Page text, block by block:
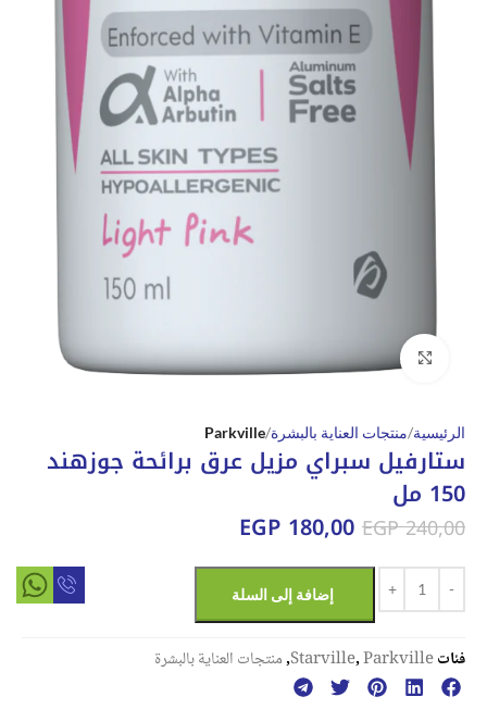
Click to enlarge
الرئيسية منتجات العناية بالبشرة Parkville
ستارفيل سبراي مزيل عرق برائحة جوزهند
150 مل
EGP240,00
EGP 180,00
إضافة إلى السلة
فئات Starville,Parkville
,منتجات العناية بالبشرة